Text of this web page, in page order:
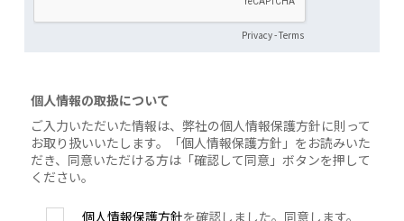
Privacy-Terms
個人情報の取扱について
ご入力いただいた情報は、弊社の個人情報保護方針に則って
お取り扱いいたします。「個人情報保護方針」をお読みいた
だき、同意いただける方は「確認して同意」ボタンを押して
ください。
個人情報保護方針を確認しました。同意します。